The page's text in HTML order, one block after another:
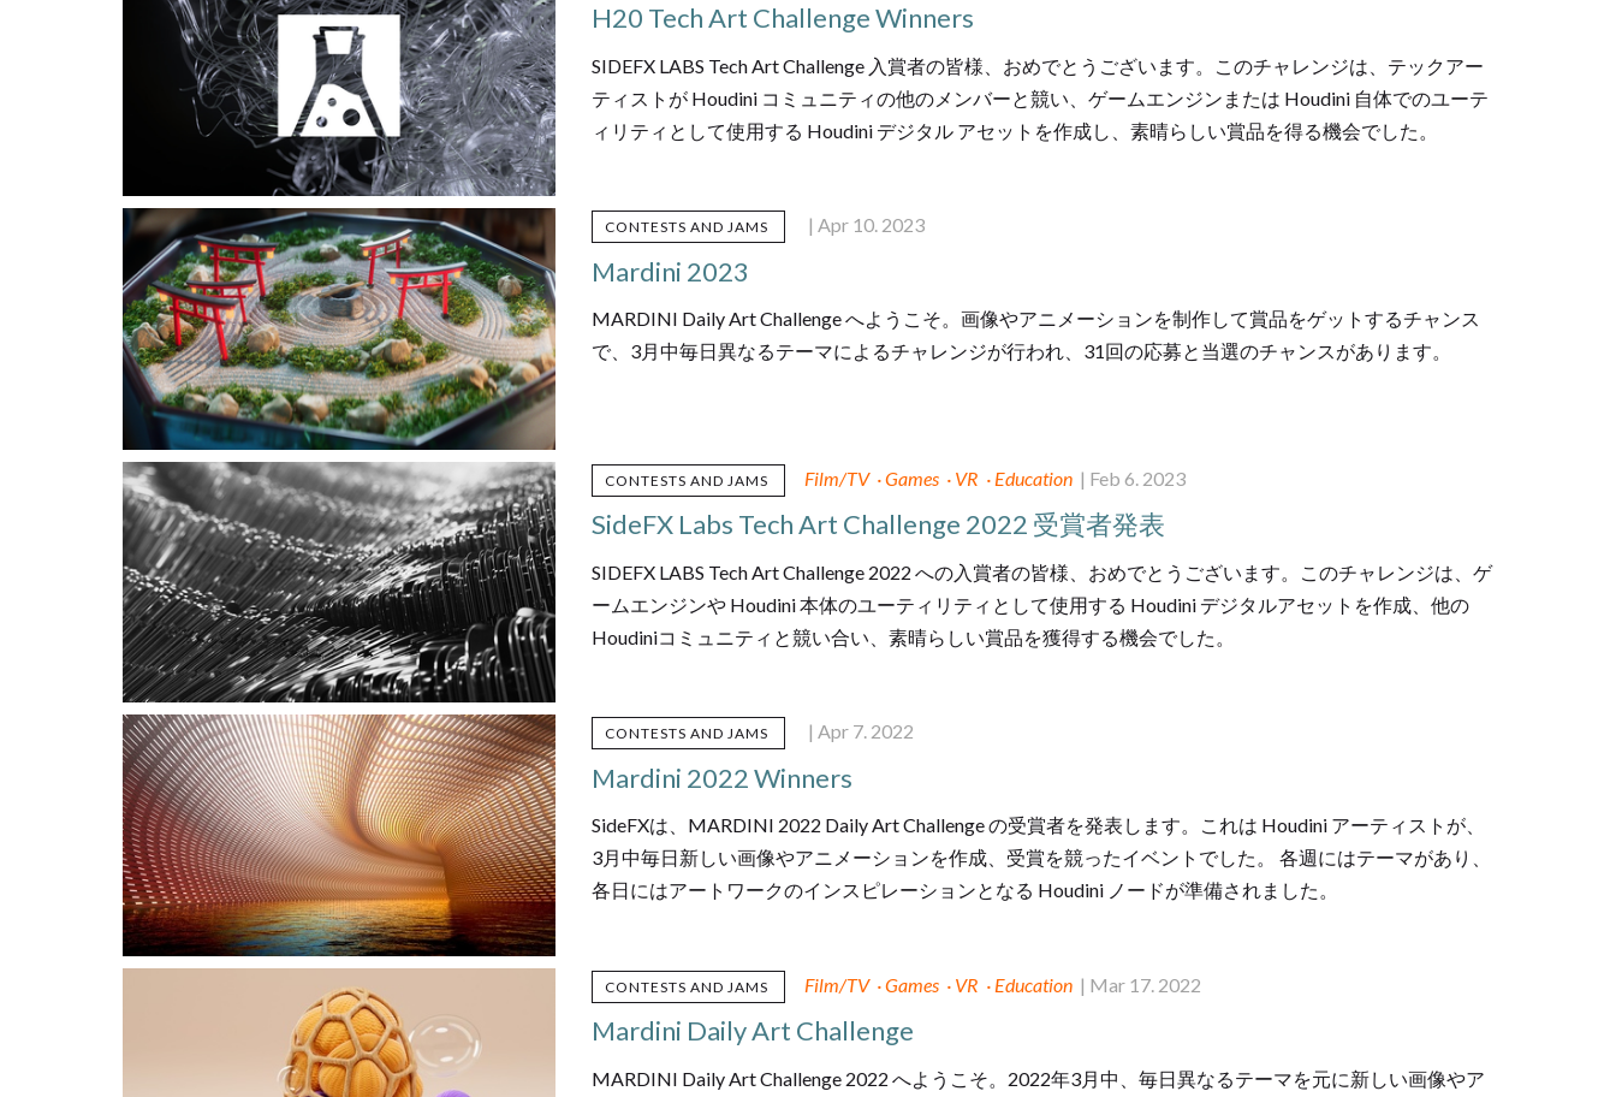
H20 Tech Art Challenge Winners
SIDEFX LABS Tech Art Challenge 入賞者の皆様、おめでとうございます。このチャレンジは、テックアー
ティストが Houdini コミュニティの他のメンバーと競い、ゲームエンジンまたは Houdini 自体でのユーテ
ィリティとして使用する Houdini デジタル アセットを作成し、素晴らしい賞品を得る機会でした。
CONTESTS AND JAMS | Apr 10. 2023
Mardini 2023
MARDINI Daily Art Challenge へようこそ。画像やアニメーションを制作して賞品をゲットするチャンス
で、3月中毎日異なるテーマによるチャレンジが行われ、31回の応募と当選のチャンスがあります。
CONTESTS AND JAMS Film/TV ·Games · VR · Education | Feb 6. 2023
SideFX Labs Tech Art Challenge 2022 受賞者発表
SIDEFX LABS Tech Art Challenge 2022 への入賞者の皆様、おめでとうございます。このチャレンジは、ゲ
ームエンジンや Houdini 本体のユーティリティとして使用する Houdini デジタルアセットを作成、他の
Houdiniコミュニティと競い合い、素晴らしい賞品を獲得する機会でした。
CONTESTS AND JAMS | Apr 7. 2022
Mardini 2022 Winners
SideFXは、MARDINI 2022 Daily Art Challenge の受賞者を発表します。これは Houdini アーティストが、
3月中毎日新しい画像やアニメーションを作成、受賞を競ったイベントでした。 各週にはテーマがあり、
各日にはアートワークのインスピレーションとなる Houdini ノードが準備されました。
CONTESTS AND JAMS Film/TV ·Games · VR · Education | Mar 17. 2022
Mardini Daily Art Challenge
MARDINI Daily Art Challenge 2022 へようこそ。2022年3月中、毎日異なるテーマを元に新しい画像やア